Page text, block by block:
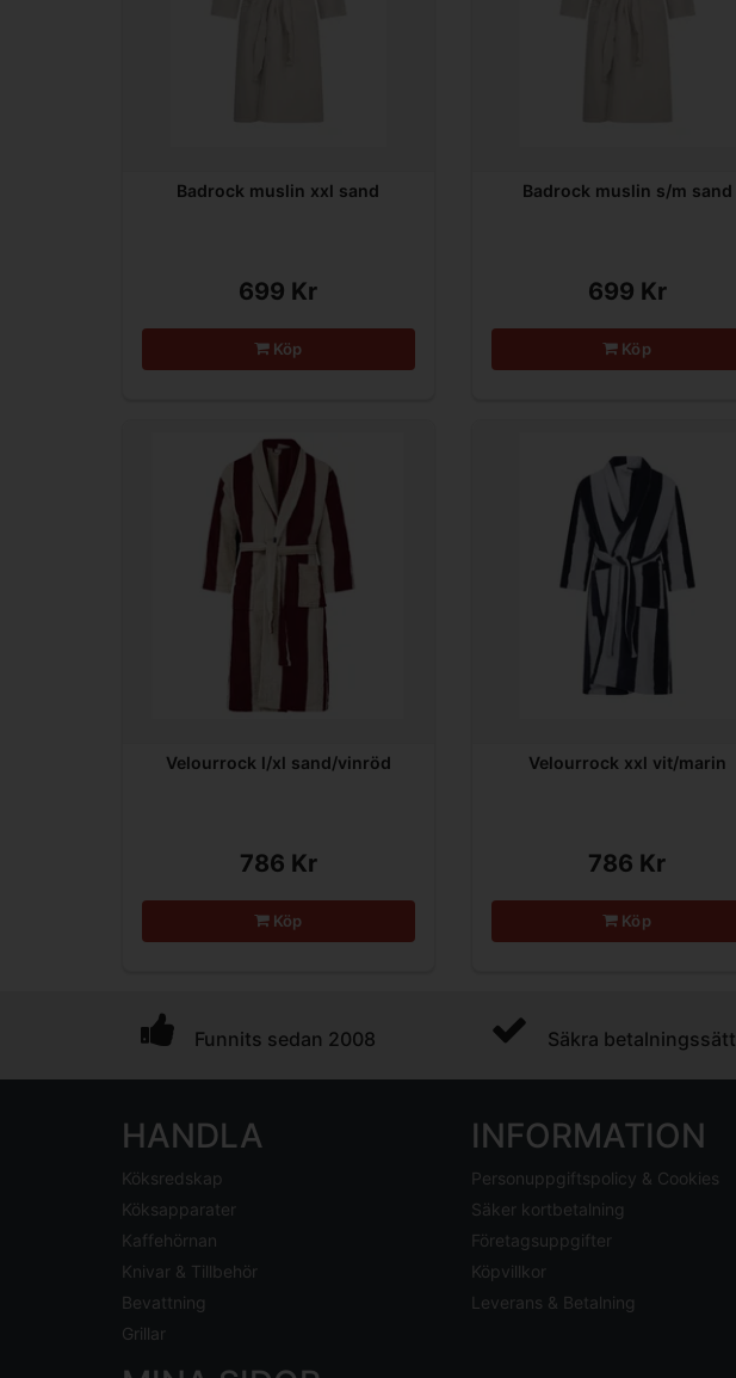
Badrock muslin xxl sand
699 Kr
Köp
Badrock muslin s/m sand
699 Kr
Köp
Velourrock l/xl sand/vinröd
786 Kr
Köp
Velourrock xxl vit/marin
786 Kr
Köp
Funnits sedan 2008 Säkra betalningssätt
HANDLA
Köksredskap
Köksapparater
Kaffehörnan
Knivar & Tillbehör
Bevattning
Grillar
INFORMATION
Personuppgiftspolicy & Cookies
Säker kortbetalning
Företagsuppgifter
Köpvillkor
Leverans & Betalning